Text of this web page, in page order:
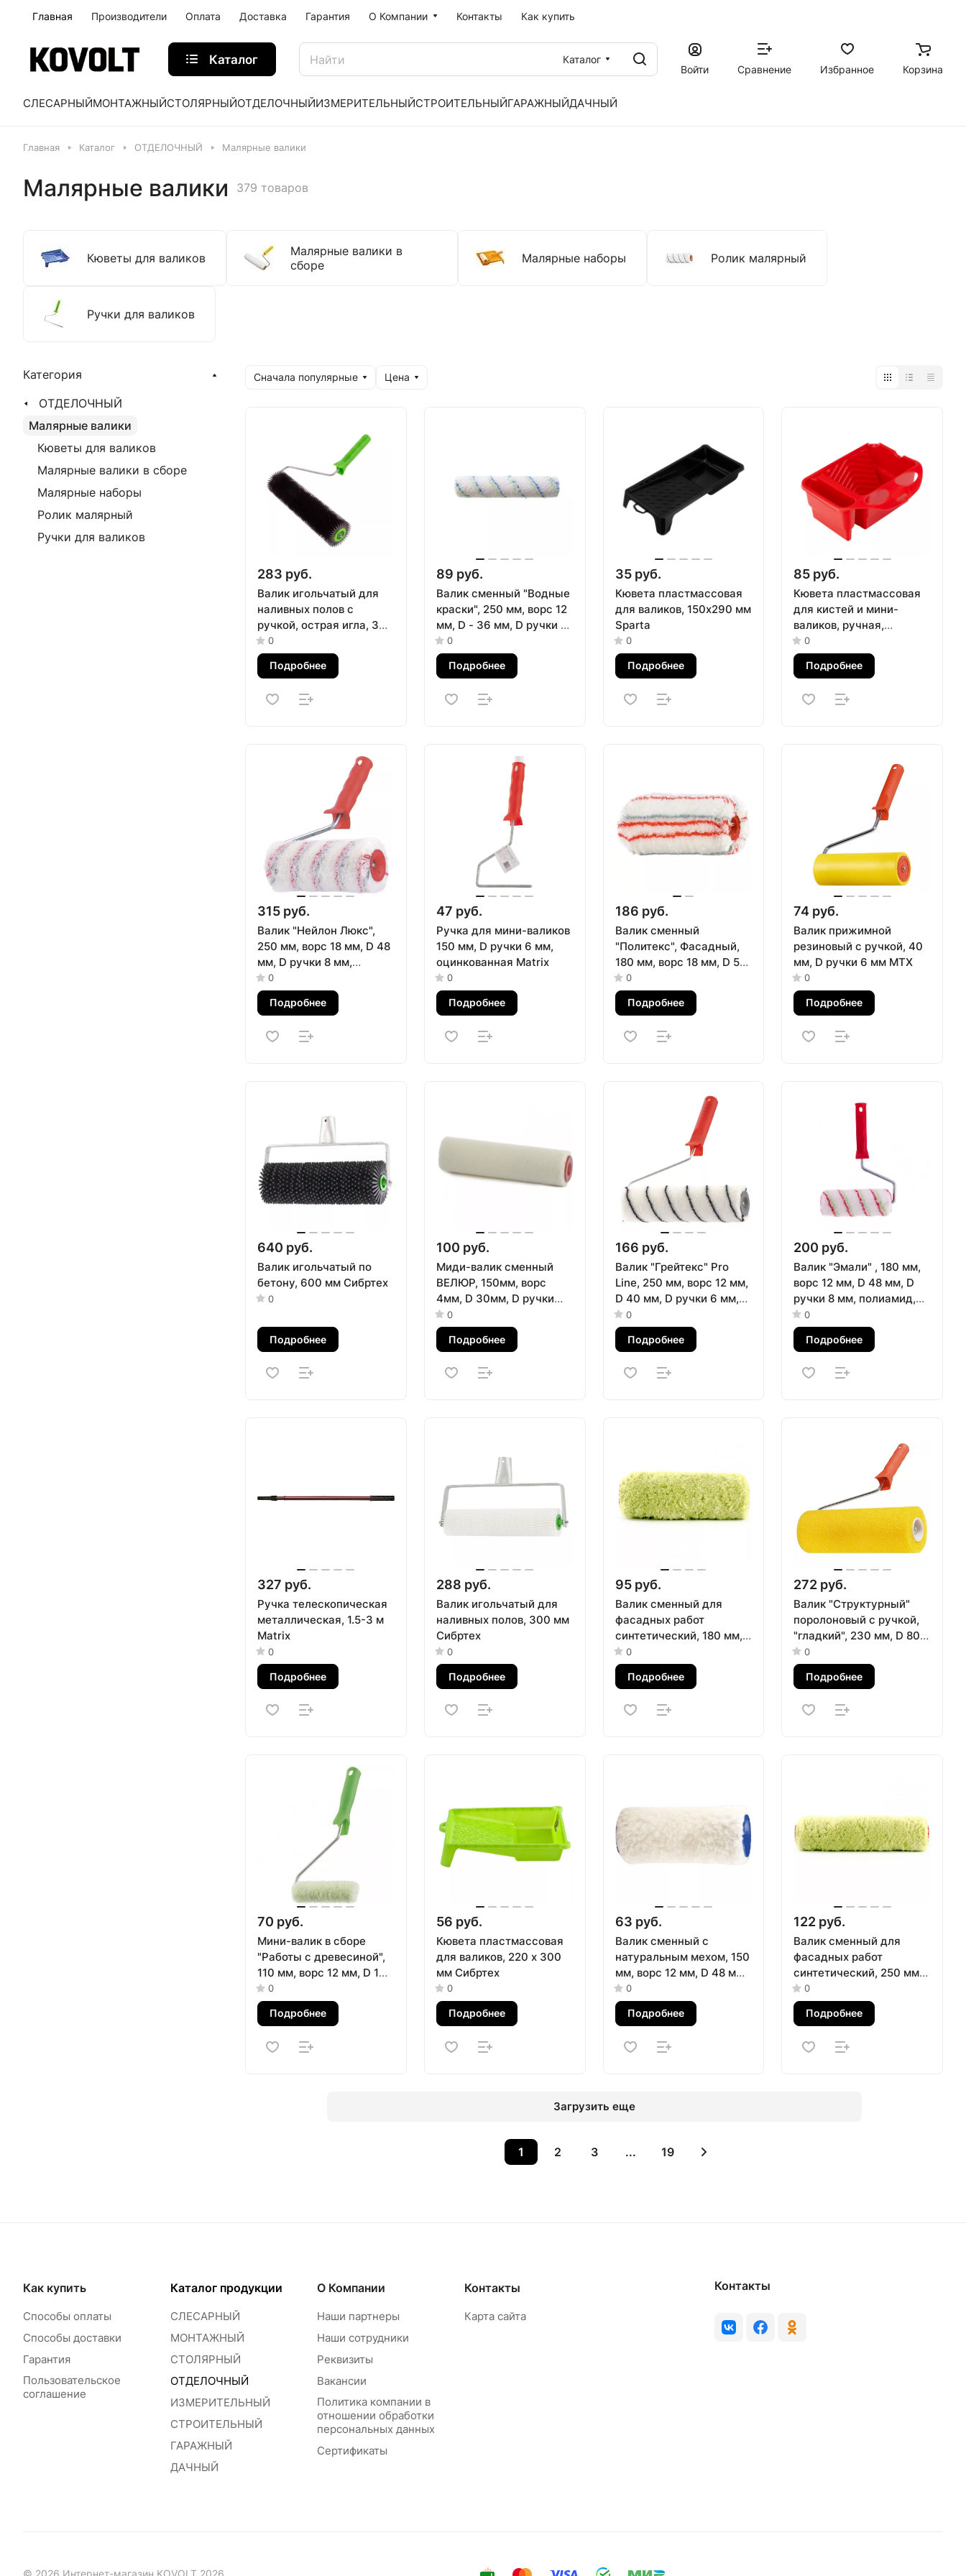
Главная Производители Оплата Доставка Гарантия О Компании Контакты Как купить
Каталог
Каталог
Войти
Сравнение Избранное Корзина
СЛЕСАРНЫЙМОНТАЖНЫЙСТОЛЯРНЫЙОТДЕЛОЧНЫЙИЗМЕРИТЕЛЬНЫЙСТРОИТЕЛЬНЫЙГАРАЖНЫЙДАЧНЫЙ
Главная Каталог ОТДЕЛОЧНЫЙ Малярные валики
Малярные валики 379 товаров
Кюветы для валиков
Малярные валики в
сборе
Малярные наборы Ролик малярный
Ручки для валиков
Сначала популярные Цена
283 руб.
Валик игольчатый для
наливных полов с
ручкой, острая игла, 300
мм// Сибртех
0
Подробнее
89 руб.
Валик сменный "Водные
краски", 250 мм, ворс 12
мм, D - 36 мм, D ручки -
6 мм, полиэстер Сибртех
0
Подробнее
35 руб.
Кювета пластмассовая
для валиков, 150х290 мм
Sparta
0
Подробнее
85 руб.
Кювета пластмассовая
для кистей и мини-
валиков, ручная,
многофункциональная,
210 х 180 х 90 мм Matrix
0
Подробнее
315 руб.
Валик "Нейлон Люкс",
250 мм, ворс 18 мм, D 48
мм, D ручки 8 мм,
полиамид Matrix
0
Подробнее
47 руб.
Ручка для мини-валиков
150 мм, D ручки 6 мм,
оцинкованная Matrix
0
Подробнее
186 руб.
Валик сменный
"Политекс", Фасадный,
180 мм, ворс 18 мм, D 55
мм, D ручки 8 мм,
полиакрил MTX
0
Подробнее
74 руб.
Валик прижимной
резиновый с ручкой, 40
мм, D ручки 6 мм MTX
0
Подробнее
640 руб.
Валик игольчатый по
бетону, 600 мм Сибртех
0
Подробнее
100 руб.
Миди-валик сменный
ВЕЛЮР, 150мм, ворс
4мм, D 30мм, D ручки
6мм MTX
0
Подробнее
166 руб.
Валик "Грейтекс" Pro
Line, 250 мм, ворс 12 мм,
D 40 мм, D ручки 6 мм,
полиакрил MTX
0
Подробнее
200 руб.
Валик "Эмали" , 180 мм,
ворс 12 мм, D 48 мм, D
ручки 8 мм, полиамид,
полиакрил Сибртех
0
Подробнее
327 руб.
Ручка телескопическая
металлическая, 1.5-3 м
Matrix
0
Подробнее
288 руб.
Валик игольчатый для
наливных полов, 300 мм
Сибртех
0
Подробнее
95 руб.
Валик сменный для
фасадных работ
синтетический, 180 мм,
ворс 18 мм, D 36 мм, D
ручки 6 мм, полиакрил
Matrix
0
Подробнее
272 руб.
Валик "Структурный"
поролоновый с ручкой,
"гладкий", 230 мм, D 80
мм, D ручки 6 мм MTX
0
Подробнее
70 руб.
Мини-валик в сборе
"Работы с древесиной",
110 мм, ворс 12 мм, D 16
мм, D ручки 6 мм,
микроволокно Сибртех
0
Подробнее
56 руб.
Кювета пластмассовая
для валиков, 220 х 300
мм Сибртех
0
Подробнее
63 руб.
Валик сменный с
натуральным мехом, 150
мм, ворс 12 мм, D 48 мм,
D ручки 6 мм, Сибртех
0
Подробнее
122 руб.
Валик сменный для
фасадных работ
синтетический, 250 мм,
ворс 18 мм, D 36 мм, D
ручки 6 мм, полиакрил
Matrix
0
Подробнее
Загрузить еще
1 2 3 ... 19
Категория
ОТДЕЛОЧНЫЙ
Малярные валики
Кюветы для валиков
Малярные валики в сборе
Малярные наборы
Ролик малярный
Ручки для валиков
Как купить
Способы оплаты
Способы доставки
Гарантия
Пользовательское
соглашение
Каталог продукции
СЛЕСАРНЫЙ
МОНТАЖНЫЙ
СТОЛЯРНЫЙ
ОТДЕЛОЧНЫЙ
ИЗМЕРИТЕЛЬНЫЙ
СТРОИТЕЛЬНЫЙ
ГАРАЖНЫЙ
ДАЧНЫЙ
О Компании
Наши партнеры
Наши сотрудники
Реквизиты
Вакансии
Политика компании в
отношении обработки
персональных данных
Сертификаты
Контакты
Карта сайта
Контакты
© 2026 Интернет-магазин KOVOLT 2026